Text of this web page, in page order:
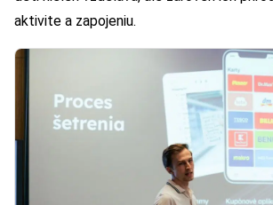
aktivite a zapojeniu.